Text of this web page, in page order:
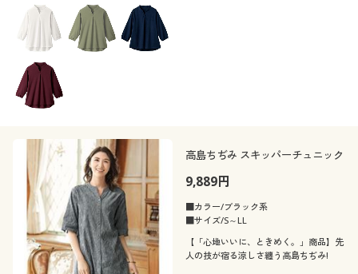
高島ちぢみ スキッパーチュニック
9,889円
■カラー/ブラック系
■サイズ/S～LL
【「心地いいに、ときめく。」商品】先
人の技が宿る涼しさ纏う高島ちぢみ!